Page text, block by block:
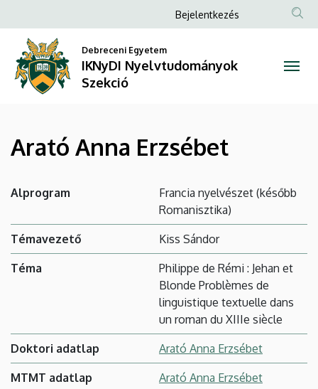
Anna
Erzsébet
IKNyDI
Nyelvtudományok
Szekció
a
tartalomra
Anonim
menüje
Bejelentkezés
Debreceni Egyetem
IKNyDI Nyelvtudományok
Szekció
Arató Anna Erzsébet
Alprogram
Francia nyelvészet (később
Romanisztika)
Témavezető Kiss Sándor
Téma
Philippe de Rémi : Jehan et
Blonde Problèmes de
linguistique textuelle dans
un roman du XIIIe siècle
Doktori adatlap Arató Anna Erzsébet
MTMT adatlap Arató Anna Erzsébet